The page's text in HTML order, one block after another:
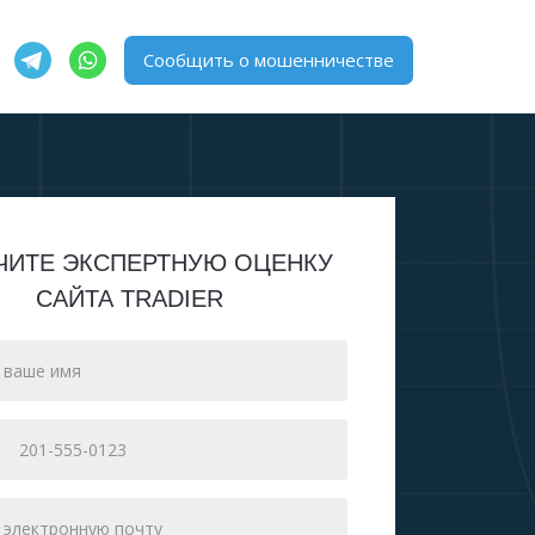
Сообщить о мошенничестве
ЭКСПЕРТНУЮ ОЦЕНКУ
САЙТА TRADIER